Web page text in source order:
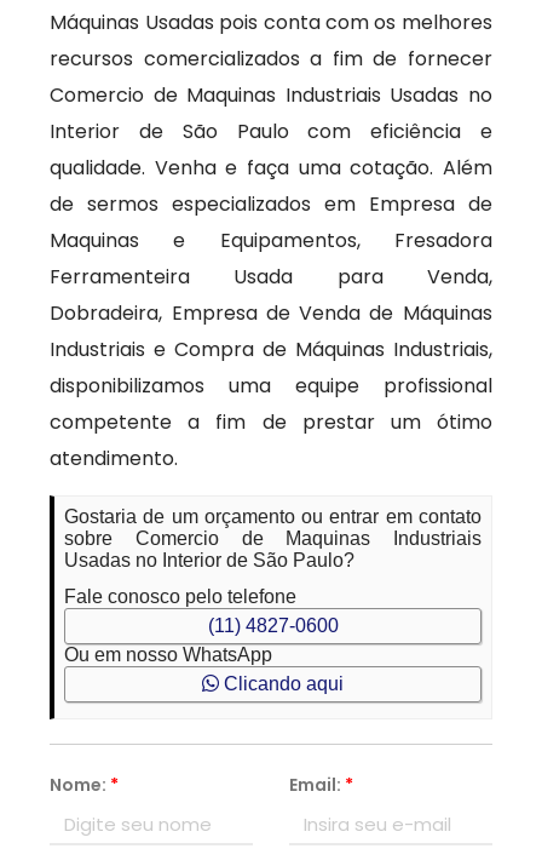
Máquinas Usadas pois conta com os melhores
recursos comercializados a fim de fornecer
Comercio de Maquinas Industriais Usadas no
Interior de São Paulo com eficiência e
qualidade. Venha e faça uma cotação. Além
de sermos especializados em Empresa de
Maquinas e Equipamentos, Fresadora
Ferramenteira Usada para Venda,
Dobradeira, Empresa de Venda de Máquinas
Industriais e Compra de Máquinas Industriais,
disponibilizamos uma equipe profissional
competente a fim de prestar um ótimo
atendimento.
Gostaria de um orçamento ou entrar em contato
sobre Comercio de Maquinas Industriais
Usadas no Interior de São Paulo?
Fale conosco pelo telefone
(11) 4827-0600
Ou em nosso WhatsApp
Clicando aqui
Nome: * Email: *